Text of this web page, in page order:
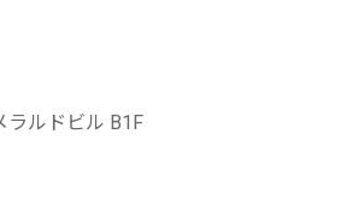
ラルドビル B1F